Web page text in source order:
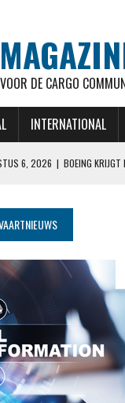
DE CARGO
INTERNATIONAL
6, 2026 | BOEING KRIJGT
TUI BREIDT UIT OP ABC-
NIEUW IN OVERZICHT BETALEN